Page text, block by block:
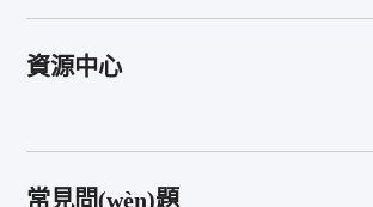
資源中心
常見問(wèn)題